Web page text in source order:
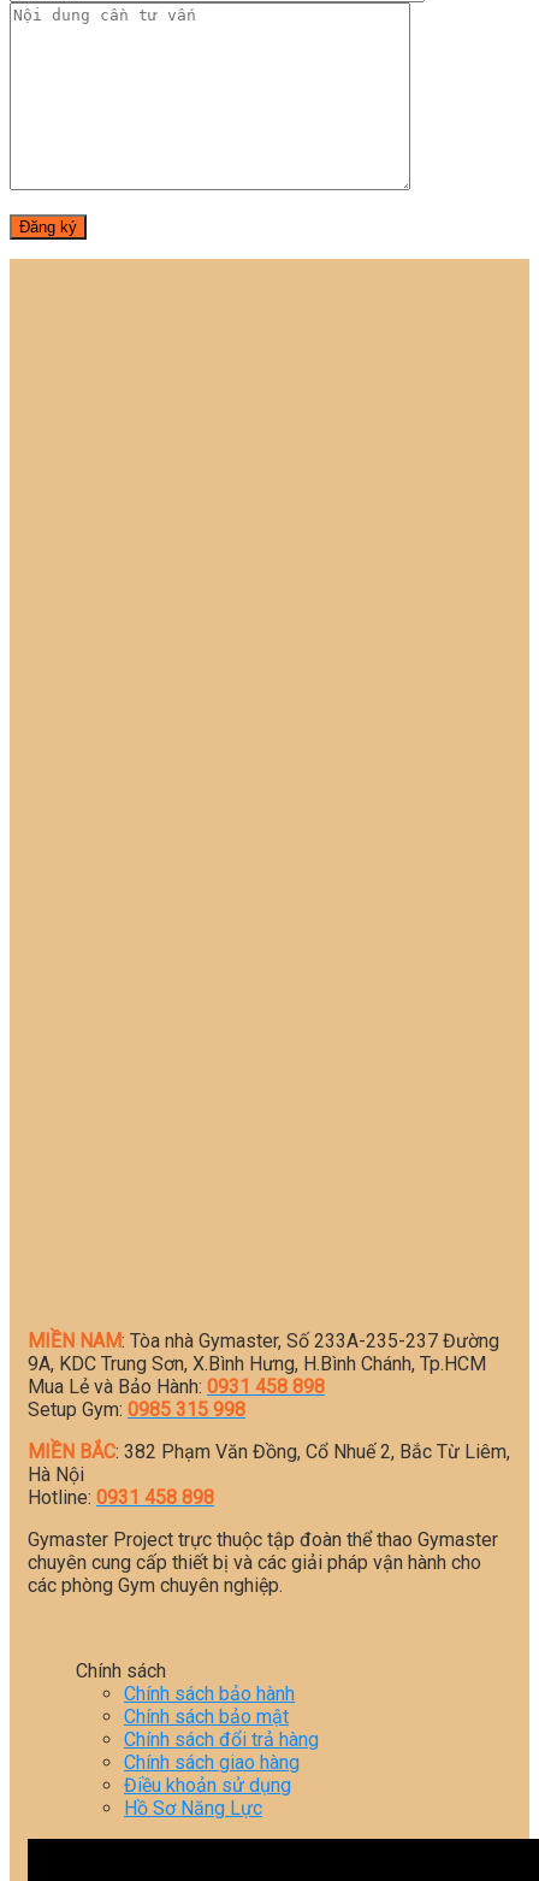
MIỀN NAM: Tòa nhà Gymaster, Số 233A-235-237 Đường
9A, KDC Trung Sơn, X.Bình Hưng, H.Bình Chánh, Tp.HCM
Mua Lẻ và Bảo Hành: 0931 458 898
Setup Gym: 0985 315 998
MIỀN BẮC: 382 Phạm Văn Đồng, Cổ Nhuế 2, Bắc Từ Liêm,
Hà Nội
Hotline: 0931 458 898
Gymaster Project trực thuộc tập đoàn thể thao Gymaster
chuyên cung cấp thiết bị và các giải pháp vận hành cho
các phòng Gym chuyên nghiệp.
Chính sách
Chính sách bảo hành
Chính sách bảo mật
Chính sách đổi trả hàng
Chính sách giao hàng
Điều khoản sử dụng
Hồ Sơ Năng Lực